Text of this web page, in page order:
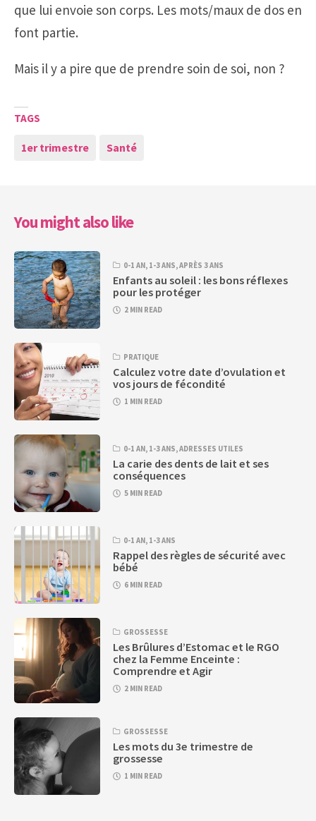
que lui envoie son corps. Les mots/maux de dos en
font partie.
Mais il y a pire que de prendre soin de soi, non ?
TAGS
1er trimestre Santé
You might also like
0-1 AN, 1-3 ANS,APRÈS 3 ANS
Enfants au soleil : les bons réflexes
pour les protéger
2 MIN READ
PRATIQUE
Calculez votre date d’ovulation et
vos jours de fécondité
1 MIN READ
0-1 AN, 1-3 ANS,ADRESSES UTILES
La carie des dents de lait et ses
conséquences
5 MIN READ
0-1 AN, 1-3 ANS
Rappel des règles de sécurité avec
bébé
6 MIN READ
GROSSESSE
Les Brûlures d’Estomac et le RGO
chez la Femme Enceinte :
Comprendre et Agir
2 MIN READ
GROSSESSE
Les mots du 3e trimestre de
grossesse
1 MIN READ